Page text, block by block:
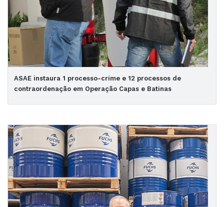
ASAE instaura 1 processo-crime e 12 processos de
contraordenação em Operação Capas e Batinas